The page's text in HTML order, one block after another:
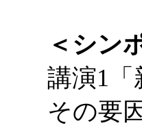
＜シン
講演1
その要因